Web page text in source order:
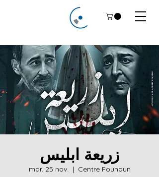
زريعة ابليس
mar. 25 nov.
  |
Centre Founoun